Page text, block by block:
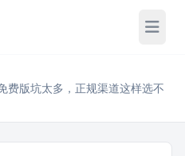
费版坑太多，正规渠道这样选不